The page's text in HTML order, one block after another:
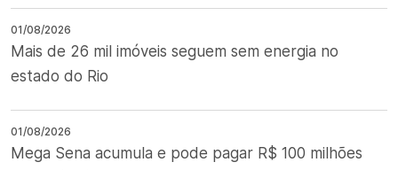
01/08/2026
Mais de 26 mil imóveis seguem sem energia no
estado do Rio
01/08/2026
Mega Sena acumula e pode pagar R$ 100 milhões